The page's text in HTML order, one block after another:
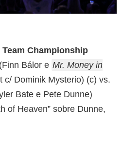
Championship
(Finn Bálor e Mr. Money in
c/ Dominik Mysterio) (c) vs.
Bate e Pete Dunne)
of Heaven” sobre Dunne,